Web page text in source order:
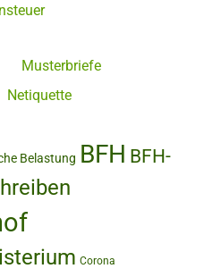
Musterbriefe
Netiquette
Belastung BFH BFH-
Corona